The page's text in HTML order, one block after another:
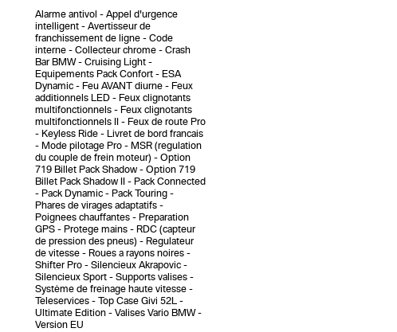
Alarme antivol
Appel d'urgence
intelligent
Avertisseur de
franchissement de ligne
Code
interne
Collecteur chrome
Crash
Bar BMW
Cruising Light
Equipements Pack Confort
ESA
Dynamic
Feu AVANT diurne
Feux
additionnels LED
Feux clignotants
multifonctionnels
Feux clignotants
multifonctionnels II
Feux de route Pro
Keyless Ride
Livret de bord francais
Mode pilotage Pro
MSR (regulation
du couple de frein moteur)
Option
719 Billet Pack Shadow
Option 719
Billet Pack Shadow II
Pack Connected
Pack Dynamic
Pack Touring
Phares de virages adaptatifs
Poignees chauffantes
Preparation
GPS
Protege mains
RDC (capteur
de pression des pneus)
Regulateur
de vitesse
Roues a rayons noires
Shifter Pro
Silencieux Akrapovic
Silencieux Sport
Supports valises
Système de freinage haute vitesse
Teleservices
Top Case Givi 52L
Ultimate Edition
Valises Vario BMW
Version EU